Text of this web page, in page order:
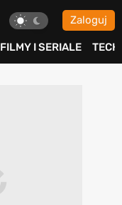
Zaloguj
FILMY I SERIALE TECH